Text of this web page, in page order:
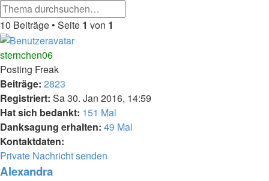
10 Beiträge • Seite 1 von 1
sternchen06
Posting Freak
Beiträge: 2823
Registriert: Sa 30. Jan 2016, 14:59
Hat sich bedankt: 151 Mal
Danksagung erhalten: 49 Mal
Kontaktdaten:
Kontaktdaten
von
Private Nachricht senden
Alexandra